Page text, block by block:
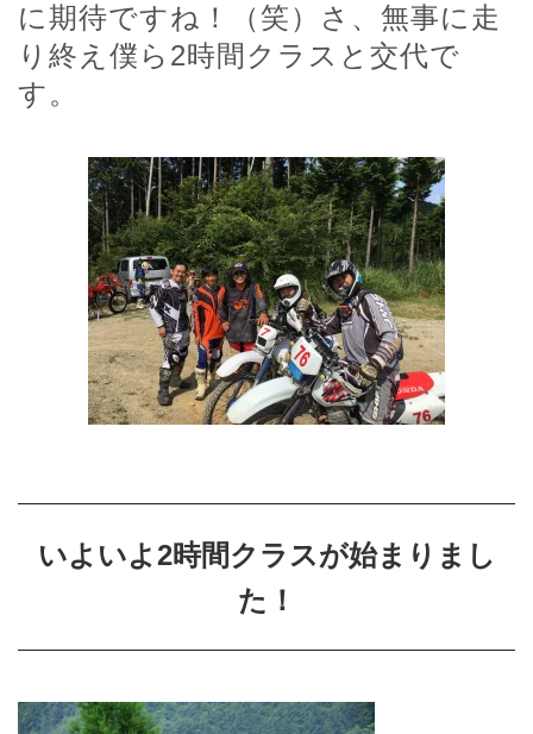
に期待ですね！（笑）
さ、無事に走
り終え僕ら2時間クラスと交代で
す。
いよいよ2時間クラスが始まりまし
た！